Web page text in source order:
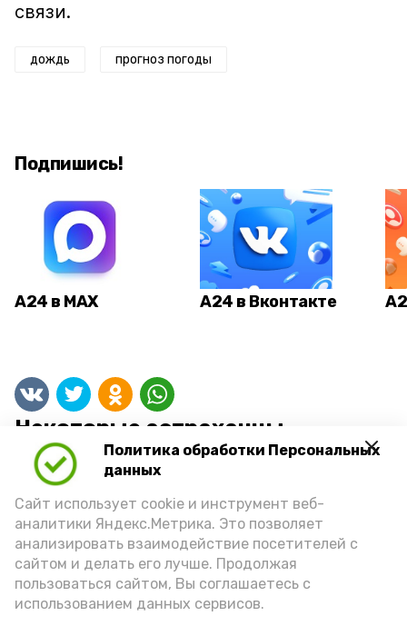
Политика обработки Персональных
данных
Сайт использует cookie и инструмент веб-
аналитики Яндекс.Метрика. Это позволяет
анализировать взаимодействие посетителей с
сайтом и делать его лучше. Продолжая
пользоваться сайтом, Вы соглашаетесь с
использованием данных сервисов.
связи.
дождь прогноз погоды
Подпишись!
А24 в MAX А24 в Вконтакте
Некоторые астраханцы
останутся без света 10 августа